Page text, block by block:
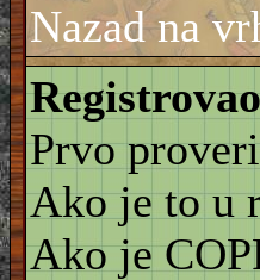
Nazad na
Prvo
Ako je to u
Ako je